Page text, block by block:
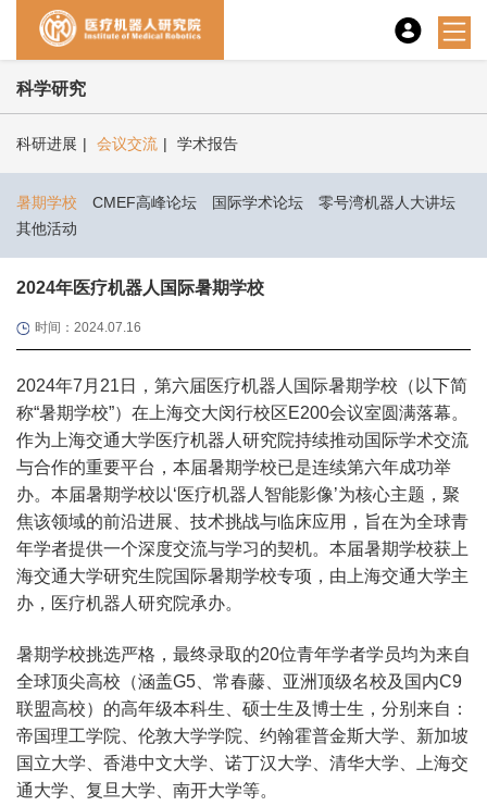
科学研究
科研进展 | 会议交流 | 学术报告
暑期学校 CMEF高峰论坛 国际学术论坛
零号湾机器人大讲坛
其他活动
2024年医疗机器人国际暑期学校
时间：2024.07.16
2024年7月21日，第六届医疗机器人国际暑期学校（以下简
称“暑期学校”）在上海交大闵行校区E200会议室圆满落幕。
作为上海交通大学医疗机器人研究院持续推动国际学术交流
与合作的重要平台，本届暑期学校已是连续第六年成功举
办。本届暑期学校以‘医疗机器人智能影像’为核心主题，聚
焦该领域的前沿进展、技术挑战与临床应用，旨在为全球青
年学者提供一个深度交流与学习的契机。本届暑期学校获上
海交通大学研究生院国际暑期学校专项，由上海交通大学主
办，医疗机器人研究院承办。
暑期学校挑选严格，最终录取的20位青年学者学员均为来自
全球顶尖高校（涵盖G5、常春藤、亚洲顶级名校及国内C9
联盟高校）的高年级本科生、硕士生及博士生，分别来自：
帝国理工学院、伦敦大学学院、约翰霍普金斯大学、新加坡
国立大学、香港中文大学、诺丁汉大学、清华大学、上海交
通大学、复旦大学、南开大学等。